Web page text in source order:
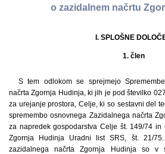
o zazidalnem načrtu
I. SPLOŠNE
1. člen
S tem odlokom se sprejmejo
načrta Zgornja Hudinja, ki jih je pod številko
za urejanje prostora, Celje, ki so sestavni del
spremembo osnovnega Zazidalnega načrta
za napredek gospodarstva Celje št. 149/74 in
Zgornja Hudinja Uradni list SRS, št. 21/
zazidalnega načrta Zgornja Hudinja so v